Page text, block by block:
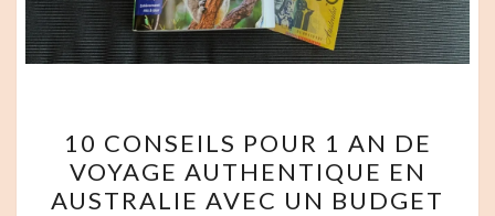
CONSEILS
POUR
1
10 CONSEILS POUR 1 AN DE
VOYAGE AUTHENTIQUE EN
AUSTRALIE AVEC UN BUDGET